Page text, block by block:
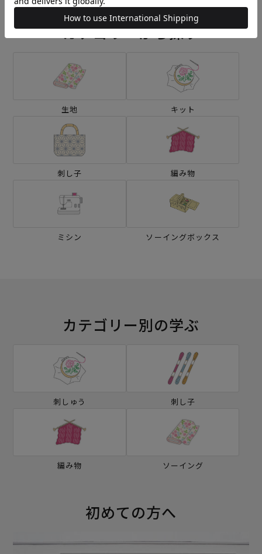
カテゴリーから探す
生地 キット
刺し子 編み物
ミシン ソーイングボックス
カテゴリー別の学ぶ
刺しゅう 刺し子
編み物 ソーイング
初めての方へ